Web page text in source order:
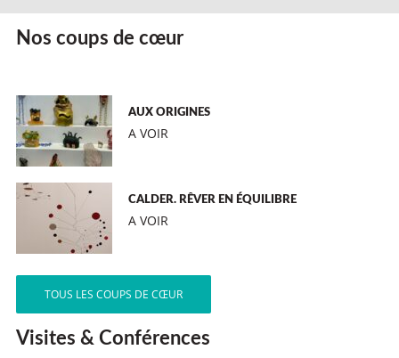
Nos coups de cœur
AUX ORIGINES
A VOIR
CALDER. RÊVER EN ÉQUILIBRE
A VOIR
TOUS LES COUPS DE CŒUR
Visites & Conférences